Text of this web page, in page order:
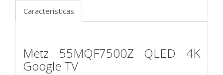
Características
Metz 55MQF7500Z QLED 4K
Google TV